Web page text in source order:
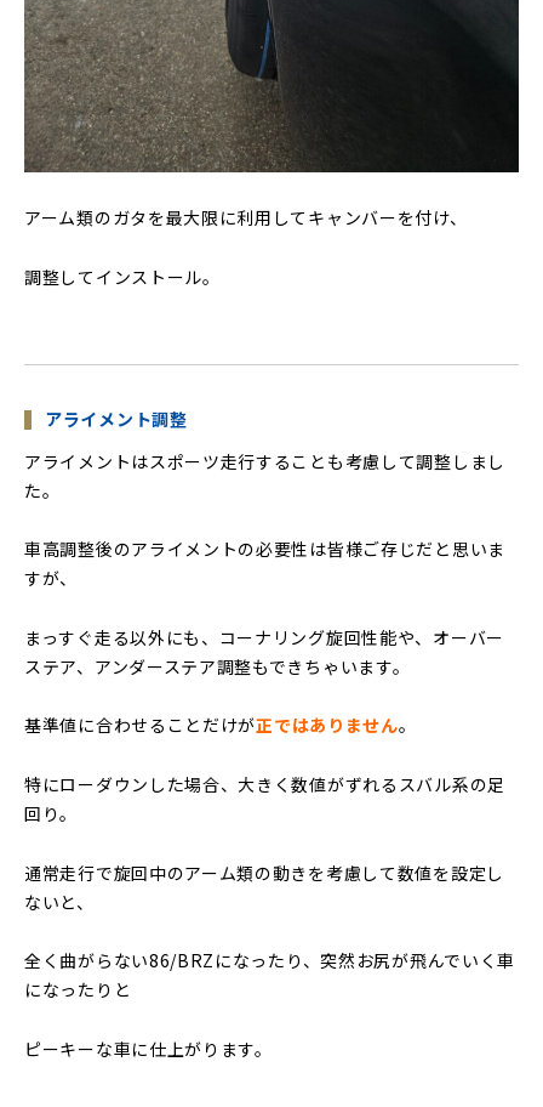
アーム類のガタを最大限に利用してキャンバーを付け、
調整してインストール。
アライメント調整
アライメントはスポーツ走行することも考慮して調整しまし
た。
車高調整後のアライメントの必要性は皆様ご存じだと思いま
すが、
まっすぐ走る以外にも、コーナリング旋回性能や、オーバー
ステア、アンダーステア調整もできちゃいます。
基準値に合わせることだけが正ではありません。
特にローダウンした場合、大きく数値がずれるスバル系の足
回り。
通常走行で旋回中のアーム類の動きを考慮して数値を設定し
ないと、
全く曲がらない86/BRZになったり、突然お尻が飛んでいく車
になったりと
ピーキーな車に仕上がります。